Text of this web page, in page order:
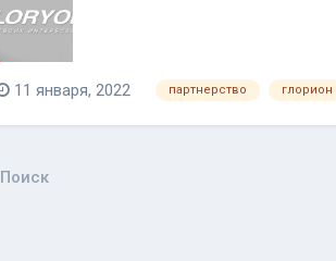
11 января, 2022 партнерство глорион
Поиск